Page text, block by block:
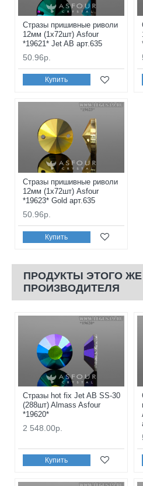
Стразы пришивные риволи
12мм (1x72шт) Asfour
*19621* Jet AB арт.635
50.96р.
Купить
Стразы пришивные риволи
12мм (1x72шт) Asfour
*19623* Gold арт.635
50.96р.
Купить
ПРОДУКТЫ ЭТОГО ЖЕ
ПРОИЗВОДИТЕЛЯ
Стразы hot fix Jet AB SS-30
(288шт) Almass Asfour
*19620*
2 548.00р.
Купить